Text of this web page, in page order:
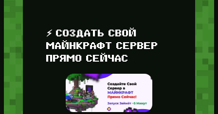
⚡ СОЗДАТЬ СВОЙ
МАЙНКРАФТ СЕРВЕР
ПРЯМО СЕЙЧАС